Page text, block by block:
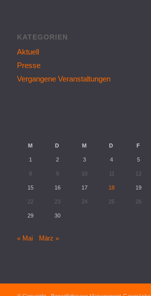
KATEGORIEN
Aktuell
Presse
Vergangene Veranstaltungen
M D M D F
1 2 3 4 5
8 9 10 11 12
15 16 17 18 19
22 23 24 25 26
29 30
« Mai März »